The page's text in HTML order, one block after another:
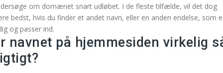
om domænet snart udløbet. I de fleste tilfælde, vil det dog
bedst, hvis du finder et andet navn, eller en anden endelse, som
og passer ind.
navnet på hjemmesiden virkelig